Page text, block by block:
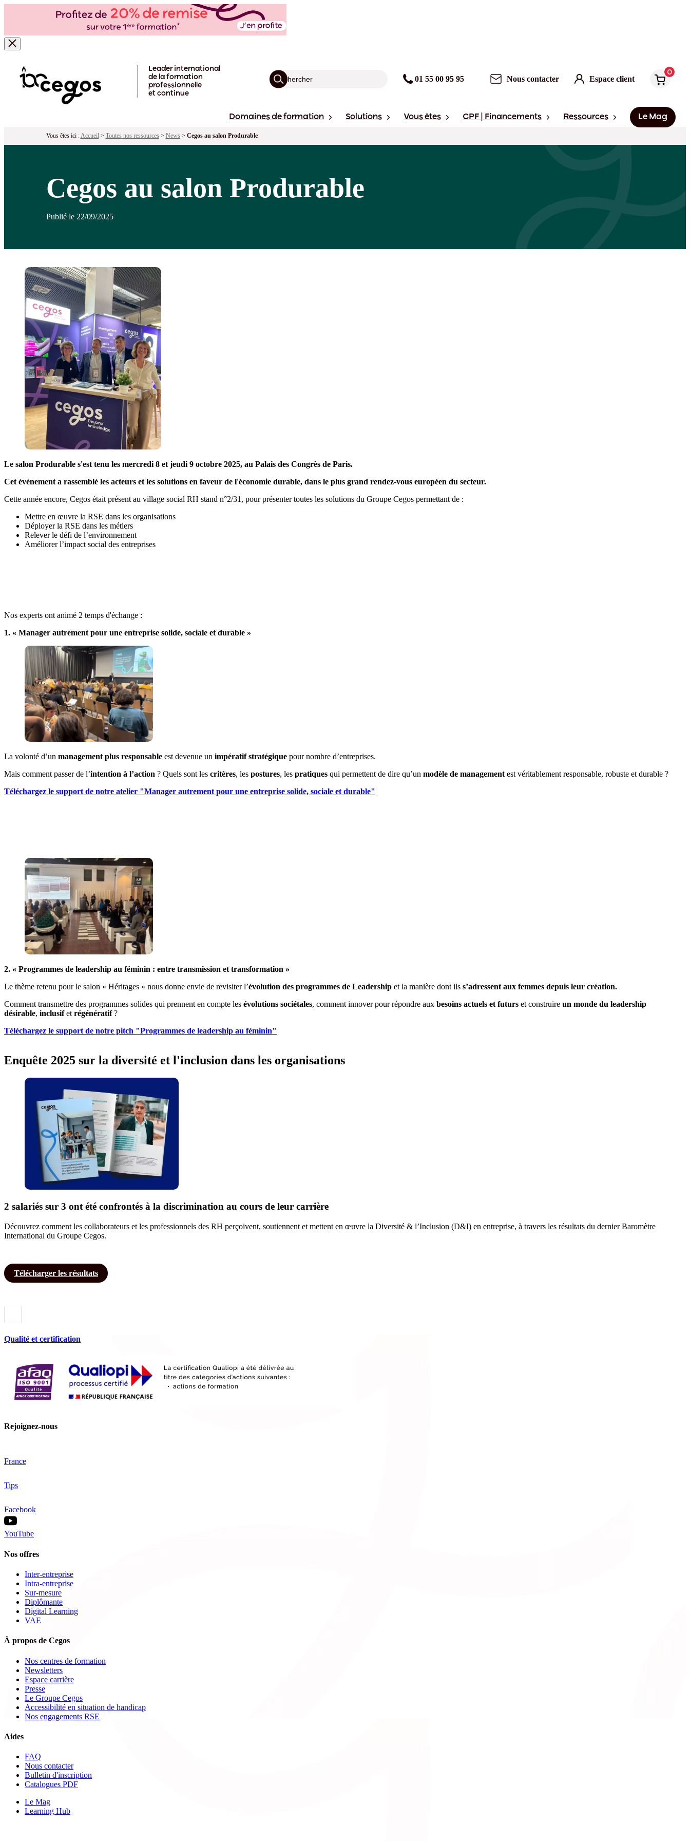
Leader international
de la formation
professionnelle
et continue
01 55 00 95 95 Nous contacter Espace client
0
Domaines de formation Solutions Vous êtes CPF | Financements Ressources Le Mag
Vous êtes ici :Accueil> Toutes nos ressources> News> Cegos au salon Produrable
Cegos au salon Produrable
Publié le 22/09/2025
Le salon Produrable s'est tenu les mercredi 8 et jeudi 9 octobre 2025, au Palais des Congrès de Paris.
Cet événement a rassemblé les acteurs et les solutions en faveur de l'économie durable, dans le plus grand rendez-vous européen du secteur.
Cette année encore, Cegos était présent au village social RH stand n°2/31, pour présenter toutes les solutions du Groupe Cegos permettant de :
Mettre en œuvre la RSE dans les organisations
Déployer la RSE dans les métiers
Relever le défi de l’environnement
Améliorer l’impact social des entreprises
Nos experts ont animé 2 temps d'échange :
1. « Manager autrement pour une entreprise solide, sociale et durable »
La volonté d’un management plus responsable est devenue un impératif stratégique pour nombre d’entreprises.
Mais comment passer de l’intention à l’action ? Quels sont les critères, les postures, les pratiques qui permettent de dire qu’un modèle de management est véritablement responsable, robuste et durable ?
Téléchargez le support de notre atelier "Manager autrement pour une entreprise solide, sociale et durable"
2. « Programmes de leadership au féminin : entre transmission et transformation »
Le thème retenu pour le salon « Héritages » nous donne envie de revisiter l’évolution des programmes de Leadership et la manière dont ils s’adressent aux femmes depuis leur création.
Comment transmettre des programmes solides qui prennent en compte les évolutions sociétales, comment innover pour répondre aux besoins actuels et futurs et construire un monde du leadership
désirable, inclusifet régénératif?
Téléchargez le support de notre pitch "Programmes de leadership au féminin"
Enquête 2025 sur la diversité et l'inclusion dans les organisations
2 salariés sur 3 ont été confrontés à la discrimination au cours de leur carrière
Découvrez comment les collaborateurs et les professionnels des RH perçoivent, soutiennent et mettent en œuvre la Diversité & l’Inclusion (D&I) en entreprise, à travers les résultats du dernier Baromètre
International du Groupe Cegos.
Télécharger les résultats
Qualité et certification
Rejoignez-nous
France
Tips
Facebook
YouTube
Nos offres
Inter-entreprise
Intra-entreprise
Sur-mesure
Diplômante
Digital Learning
VAE
À propos de Cegos
Nos centres de formation
Newsletters
Espace carrière
Presse
Le Groupe Cegos
Accessibilité en situation de handicap
Nos engagements RSE
Aides
FAQ
Nous contacter
Bulletin d'inscription
Catalogues PDF
Le Mag
Learning Hub